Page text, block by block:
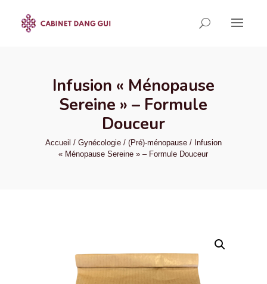
Infusion « Ménopause
Sereine » – Formule
Douceur
Accueil / Gynécologie/ (Pré)-ménopause/ Infusion
« Ménopause Sereine » – Formule Douceur